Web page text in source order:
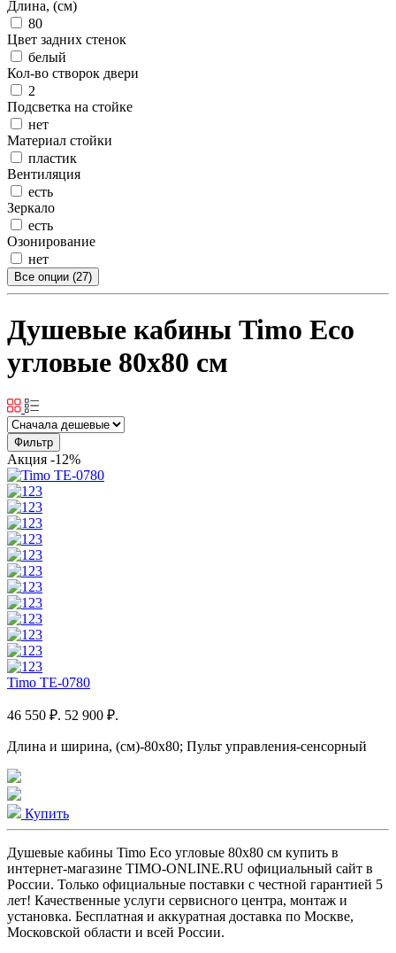
Длина, (см)
80
Цвет задних стенок
белый
Кол-во створок двери
2
Подсветка на стойке
нет
Материал стойки
пластик
Вентиляция
есть
Зеркало
есть
Озонирование
нет
Все опции (27)
Душевые кабины Timo Eco
угловые 80x80 см
Фильтр
Акция -12%
Timo TE-0780
46 550 ₽. 52 900 ₽.
Длина и ширина, (см)-80x80; Пульт управления-сенсорный
Купить
Душевые кабины Timo Eco угловые 80x80 см купить в
интернет-магазине TIMO-ONLINE.RU официальный сайт в
России. Только официальные поставки c честной гарантией 5
лет! Качественные услуги сервисного центра, монтаж и
установка. Бесплатная и аккуратная доставка по Москве,
Московской области и всей России.